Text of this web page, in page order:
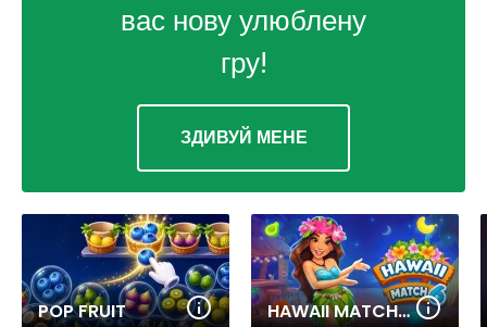
вас нову улюблену
гру!
ЗДИВУЙ МЕНЕ
POP FRUIT HAWAII MATCH 6